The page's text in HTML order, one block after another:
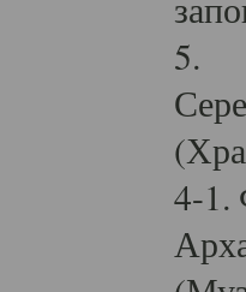
5.
4-1.